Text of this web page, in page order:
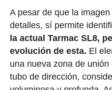
A pesar de que la
detalles, sí permite
la actual Tarmac SL8,
evolución de esta. El
una nueva zona de unión
tubo de dirección,